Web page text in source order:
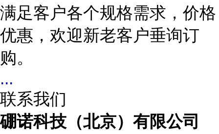
满足客户各个规格需求，价格
优惠，欢迎新老客户垂询订
购。
...
联系我们
硼诺科技（北京）有限公司